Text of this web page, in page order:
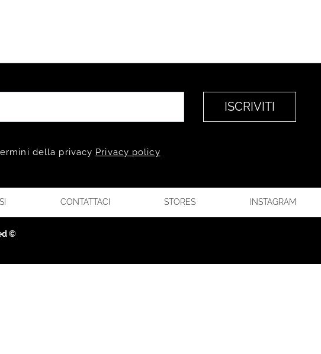
ISCRIVITI
della privacy Privacy policy
CONTATTACI STORES INSTAGRAM
©